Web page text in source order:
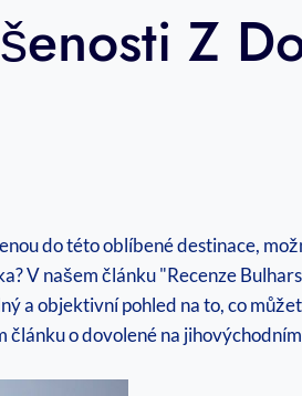
Z
do této oblíbené destinace,
V našem článku "Recenze
a objektivní pohled na to, co
o dovolené na